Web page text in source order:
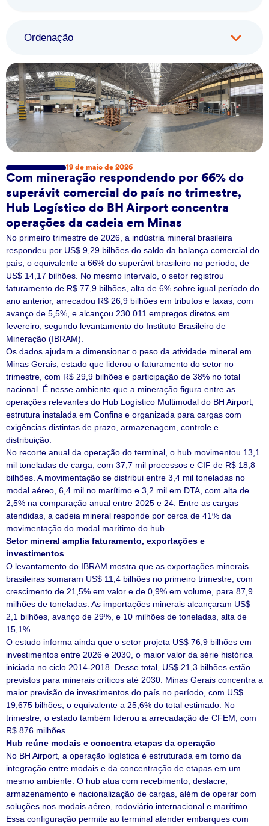
Ordenação
19 de maio de 2026
Com mineração respondendo por 66% do
superávit comercial do país no trimestre,
Hub Logístico do BH Airport concentra
operações da cadeia em Minas
No primeiro trimestre de 2026, a indústria mineral brasileira
respondeu por US$ 9,29 bilhões do saldo da balança comercial do
país, o equivalente a 66% do superávit brasileiro no período, de
US$ 14,17 bilhões. No mesmo intervalo, o setor registrou
faturamento de R$ 77,9 bilhões, alta de 6% sobre igual período do
ano anterior, arrecadou R$ 26,9 bilhões em tributos e taxas, com
avanço de 5,5%, e alcançou 230.011 empregos diretos em
fevereiro, segundo levantamento do Instituto Brasileiro de
Mineração (IBRAM).
Os dados ajudam a dimensionar o peso da atividade mineral em
Minas Gerais, estado que liderou o faturamento do setor no
trimestre, com R$ 29,9 bilhões e participação de 38% no total
nacional. É nesse ambiente que a mineração figura entre as
operações relevantes do Hub Logístico Multimodal do BH Airport,
estrutura instalada em Confins e organizada para cargas com
exigências distintas de prazo, armazenagem, controle e
distribuição.
No recorte anual da operação do terminal, o hub movimentou 13,1
mil toneladas de carga, com 37,7 mil processos e CIF de R$ 18,8
bilhões. A movimentação se distribui entre 3,4 mil toneladas no
modal aéreo, 6,4 mil no marítimo e 3,2 mil em DTA, com alta de
2,5% na comparação anual entre 2025 e 24. Entre as cargas
atendidas, a cadeia mineral responde por cerca de 41% da
movimentação do modal marítimo do hub.
Setor mineral amplia faturamento, exportações e
investimentos
O levantamento do IBRAM mostra que as exportações minerais
brasileiras somaram US$ 11,4 bilhões no primeiro trimestre, com
crescimento de 21,5% em valor e de 0,9% em volume, para 87,9
milhões de toneladas. As importações minerais alcançaram US$
2,1 bilhões, avanço de 29%, e 10 milhões de toneladas, alta de
15,1%.
O estudo informa ainda que o setor projeta US$ 76,9 bilhões em
investimentos entre 2026 e 2030, o maior valor da série histórica
iniciada no ciclo 2014-2018. Desse total, US$ 21,3 bilhões estão
previstos para minerais críticos até 2030. Minas Gerais concentra a
maior previsão de investimentos do país no período, com US$
19,675 bilhões, o equivalente a 25,6% do total estimado. No
trimestre, o estado também liderou a arrecadação de CFEM, com
R$ 876 milhões.
Hub reúne modais e concentra etapas da operação
No BH Airport, a operação logística é estruturada em torno da
integração entre modais e da concentração de etapas em um
mesmo ambiente. O hub atua com recebimento, deslacre,
armazenamento e nacionalização de cargas, além de operar com
soluções nos modais aéreo, rodoviário internacional e marítimo.
Essa configuração permite ao terminal atender embarques com